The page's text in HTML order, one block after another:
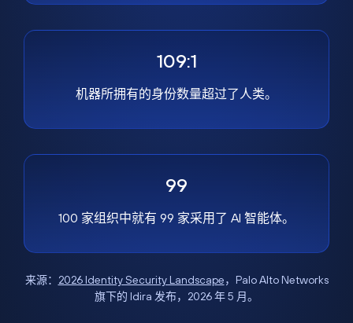
109:1
机器所拥有的身份数量超过了人类。
99
100 家组织中就有 99 家采用了 AI 智能体。
来源： 2026 Identity Security Landscape，Palo Alto Networks
旗下的 Idira 发布，2026 年 5 月。